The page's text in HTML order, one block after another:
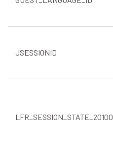
JSESSIONID
LFR_SESSION_STATE_20100